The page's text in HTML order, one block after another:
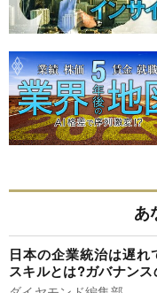
あ
日本の企業統治は遅
スキルとは?ガバナン